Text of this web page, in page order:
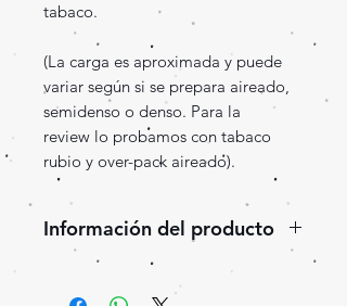
tabaco.
(La carga es aproximada y puede
variar según si se prepara aireado,
semidenso o denso. Para la
review lo probamos con tabaco
rubio y over-pack aireado).
Información del producto
Rosh de cerámica Br Made tipo
phunnel.